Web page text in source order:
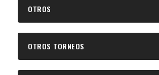
OTROS
OTROS TORNEOS